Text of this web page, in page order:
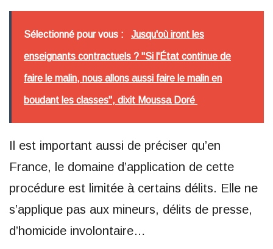
Sélectionné pour vous : Jusqu'où iront les
enseignants contractuels ? "Si l'État continue de
faire le malin, nous allons aussi faire le malin en
boudant les classes", dixit Moussa Doré
Il est important aussi de préciser qu’en
France, le domaine d’application de cette
procédure est limitée à certains délits. Elle ne
s’applique pas aux mineurs, délits de presse,
d’homicide involontaire…